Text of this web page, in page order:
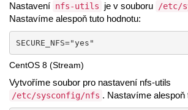
Nastavení nfs-utils je v souboru /etc/
Nastavíme alespoň tuto hodnotu:
SECURE_NFS="yes"
CentOS 8 (Stream)
Vytvoříme soubor pro nastavení nfs-utils
/etc/sysconfig/nfs . Nastavíme alespoň